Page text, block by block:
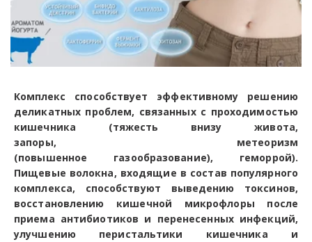
Комплекс способствует эффективному решению
деликатных проблем, связанных с проходимостью
кишечника (тяжесть внизу живота,
запоры, метеоризм
(повышенное газообразование), геморрой).
Пищевые волокна, входящие в состав популярного
комплекса, способствуют выведению токсинов,
восстановлению кишечной микрофлоры после
приема антибиотиков и перенесенных инфекций,
улучшению перистальтики кишечника и